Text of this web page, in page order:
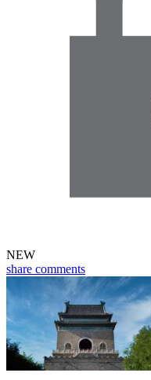
NEW
share comments